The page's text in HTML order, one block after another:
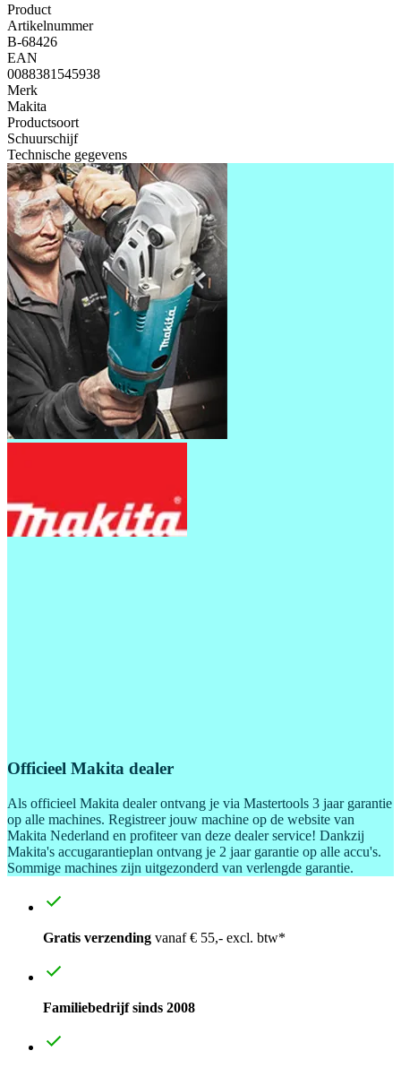
Product
Artikelnummer
B-68426
EAN
0088381545938
Merk
Makita
Productsoort
Schuurschijf
Technische gegevens
Officieel Makita dealer
Als officieel Makita dealer ontvang je via Mastertools 3 jaar garantie
op alle machines. Registreer jouw machine op de website van
Makita Nederland en profiteer van deze dealer service! Dankzij
Makita's accugarantieplan ontvang je 2 jaar garantie op alle accu's.
Sommige machines zijn uitgezonderd van verlengde garantie.
Gratis verzending vanaf € 55,- excl. btw*
Familiebedrijf sinds 2008